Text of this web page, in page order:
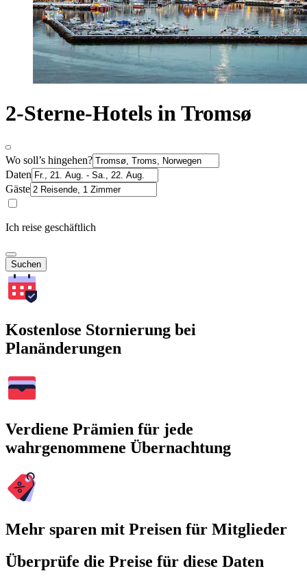
2-Sterne-Hotels in Tromsø
Wo soll’s hingehen?
Daten
Gäste
Ich reise geschäftlich
Suchen
Kostenlose Stornierung bei
Planänderungen
Verdiene Prämien für jede
wahrgenommene Übernachtung
Mehr sparen mit Preisen für Mitglieder
Überprüfe die Preise für diese Daten